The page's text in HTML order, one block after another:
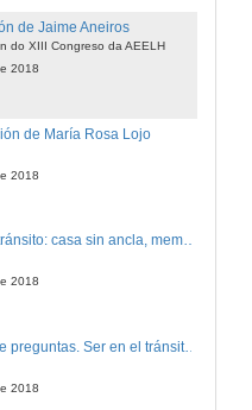
de Jaime Aneiros
do XIII Congreso da AEELH
2018
de María Rosa Lojo
2018
Ser en el tránsito: casa sin ancla, memoria nómade
2018
2018